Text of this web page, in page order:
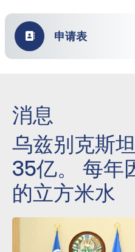
申请表
消息
乌兹别克斯
35亿。 每年
的立方米水